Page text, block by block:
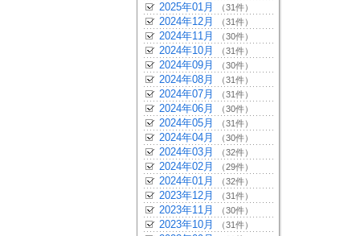
2025年01月 （31件）
2024年12月 （31件）
2024年11月 （30件）
2024年10月 （31件）
2024年09月 （30件）
2024年08月 （31件）
2024年07月 （31件）
2024年06月 （30件）
2024年05月 （31件）
2024年04月 （30件）
2024年03月 （32件）
2024年02月 （29件）
2024年01月 （32件）
2023年12月 （31件）
2023年11月 （30件）
2023年10月 （31件）